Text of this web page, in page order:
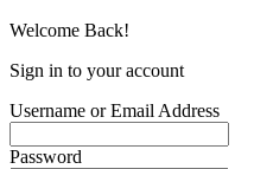
Welcome Back!
Sign in to your account
Username or Email Address
Password